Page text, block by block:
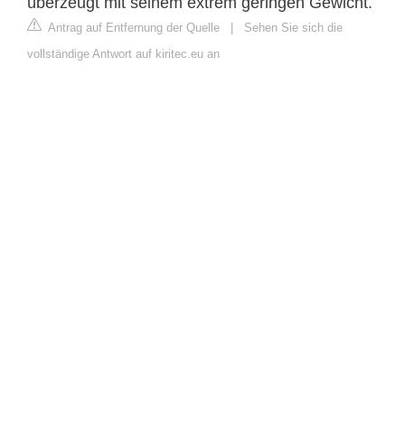
Antrag auf Entfernung der Quelle | Sehen Sie sich die
vollständige Antwort auf kiritec.eu an